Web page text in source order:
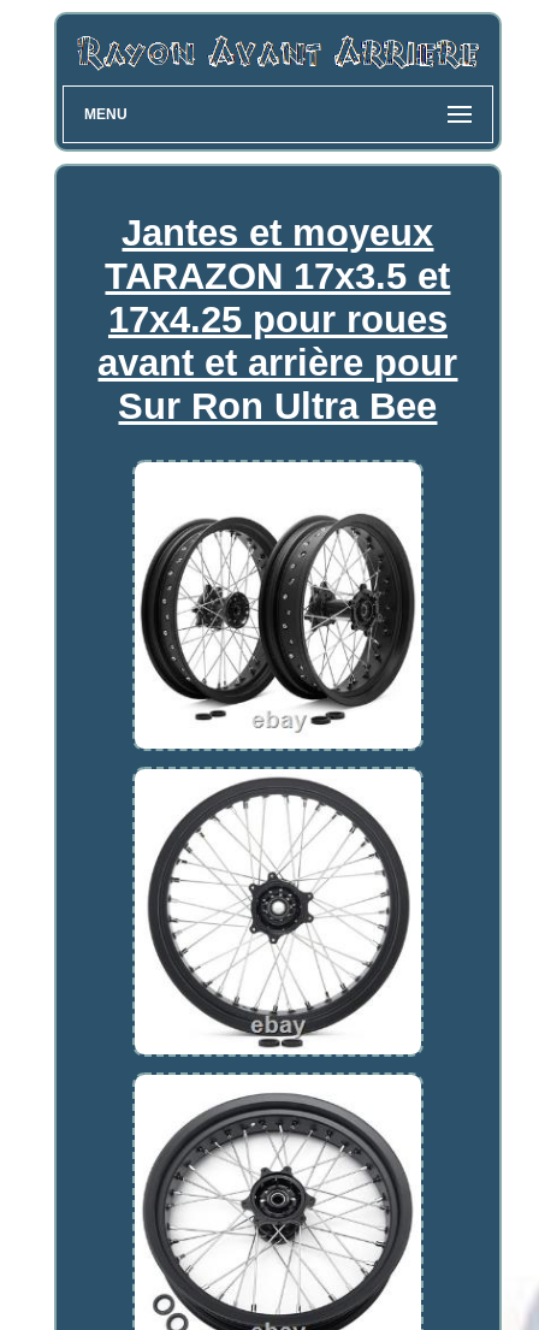
MENU
Jantes et moyeux
TARAZON 17x3.5 et
17x4.25 pour roues
avant et arrière pour
Sur Ron Ultra Bee